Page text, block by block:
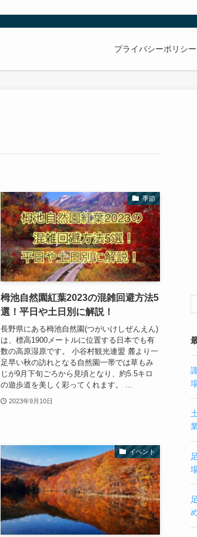
プライバシーポリシー
季節
栂池自然園紅葉2023の混雑回避方法5
選！平日や土日別に解説！
長野県にある栂池自然園(つがいけしぜんえん)
は、標高1900メートルに位置する日本でも有
数の高原湿原です。 小谷村観光連盟 麓より一
足早い秋の訪れとなる自然園一帯では草もみ
じが9月下旬ごろから見頃となり、約5.5キロ
の遊歩道を美しく彩ってくれます。 ...
2023年9月10日
イベント